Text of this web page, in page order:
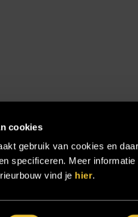
cookies
gebruik van cookies en
specificeren. Meer
vind je hier.